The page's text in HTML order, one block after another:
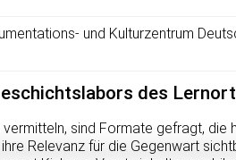
und Kulturzentrum
des
sind Formate gefragt, die
Relevanz für die Gegenwart